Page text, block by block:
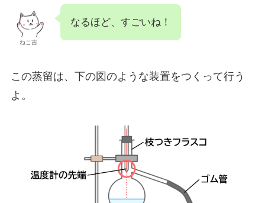
ねこ吉
なるほど、すごいね！
この蒸留は、下の図のような装置をつくって行う
よ。